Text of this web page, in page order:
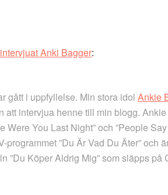
Anki Bagger:
gått i uppfyllelse. Min stora idol Ankie
att intervjua henne till min blogg.
Were You Last Night” och ”People
programmet ”Du Är Vad Du Äter” och
”Du Köper Aldrig Mig” som släpps på